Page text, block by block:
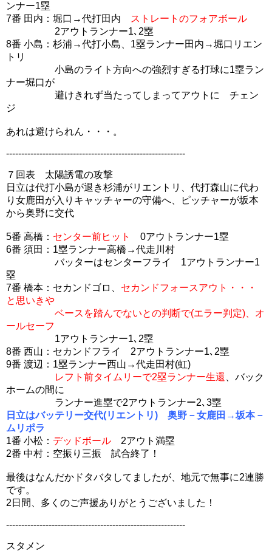
ンナー1塁
7番 田内：堀口→代打田内
ストレートのフォアボール
2アウトランナー1､2塁
8番 小島：杉浦→代打小島、1塁ランナー田内→堀口リエン
トリ
小島のライト方向への強烈すぎる打球に1塁ラン
ナー堀口が
避けきれず当たってしまってアウトに チェン
ジ
あれは避けられん・・・。
-----------------------------------------------------------
７回表 太陽誘電の攻撃
日立は代打小島が退き杉浦がリエントリ、代打森山に代わ
り女鹿田が入りキャッチャーの守備へ、ピッチャーが坂本
から奥野に交代
5番 高橋： センター前ヒット
0アウトランナー1塁
6番 須田：1塁ランナー高橋→代走川村
バッターはセンターフライ 1アウトランナー1
塁
7番 橋本：セカンドゴロ、 セカンドフォースアウト・・・
と思いきや
ベースを踏んでないとの判断で(エラー判定)、オ
ールセーフ
1アウトランナー1､2塁
8番 西山：セカンドフライ 2アウトランナー1､2塁
9番 渡辺：1塁ランナー西山→代走田村(虹)
レフト前タイムリーで2塁ランナー生還 、バック
ホームの間に
ランナー進塁で2アウトランナー2､3塁
日立はバッテリー交代(リエントリ) 奥野－女鹿田→坂本－
ムリポラ
1番 小松： デッドボール 2アウト満塁
2番 中村：空振り三振 試合終了！
最後はなんだかドタバタしてましたが、地元で無事に2連勝
です。
2日間、多くのご声援ありがとうございました！
-----------------------------------------------------------
スタメン